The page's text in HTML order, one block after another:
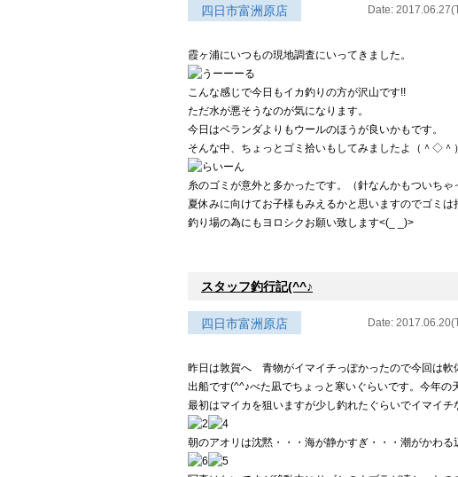
四日市富洲原店 Date:
霞ヶ浦にいつもの現地調査にいってきました。
こんな感じで今日もイカ釣りの方が沢山です!!
ただ水が悪そうなのが気になります。
今日はベランダよりもウールのほうが良いかもです。
そんな中、ちょっとゴミ拾いもしてみましたよ（＾◇＾）
糸のゴミが意外と多かったです。（針なんかもついちゃ
夏休みに向けてお子様もみえるかと思いますのでゴミは
釣り場の為にもヨロシクお願い致します<(_ _)>
スタッフ釣行記(^^♪
四日市富洲原店 Date:
昨日は敦賀へ 青物がイマイチっぽかったので今回は軟
出船です(^^♪べた凪でちょっと寒いぐらいです。今年の
最初はマイカを狙いますが少し釣れたぐらいでイマイ
朝のアオリは沈黙・・・海が静かすぎ・・・潮がかわ